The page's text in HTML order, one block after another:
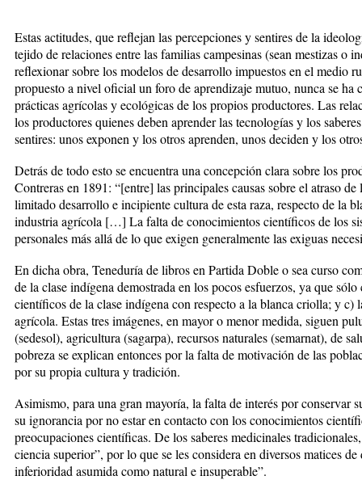
Estas actitudes, que reflejan las percepciones y sentires de la
tejido de relaciones entre las familias campesinas (sean mestizas
reflexionar sobre los modelos de desarrollo impuestos en el medio
propuesto a nivel oficial un foro de aprendizaje mutuo, nunca se
prácticas agrícolas y ecológicas de los propios productores. Las
los productores quienes deben aprender las tecnologías y los
sentires: unos exponen y los otros aprenden, unos deciden y los
Detrás de todo esto se encuentra una concepción clara sobre los
Contreras en 1891: “[entre] las principales causas sobre el atraso
limitado desarrollo e incipiente cultura de esta raza, respecto de
industria agrícola […] La falta de conocimientos científicos de los
personales más allá de lo que exigen generalmente las exiguas
En dicha obra, Teneduría de libros en Partida Doble o sea curso
de la clase indígena demostrada en los pocos esfuerzos, ya que
científicos de la clase indígena con respecto a la blanca criolla; y
agrícola. Estas tres imágenes, en mayor o menor medida, siguen
(sedesol), agricultura (sagarpa), recursos naturales (semarnat), de
pobreza se explican entonces por la falta de motivación de las
por su propia cultura y tradición.
Asimismo, para una gran mayoría, la falta de interés por conservar
su ignorancia por no estar en contacto con los conocimientos
preocupaciones científicas. De los saberes medicinales
ciencia superior”, por lo que se les considera en diversos matices
inferioridad asumida como natural e insuperable”.